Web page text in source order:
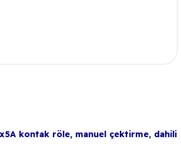
kontak röle, manuel çektirme, dahili